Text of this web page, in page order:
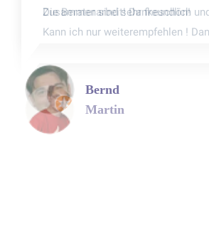
Zusammenarbeit! Dankeschön!
Bernd